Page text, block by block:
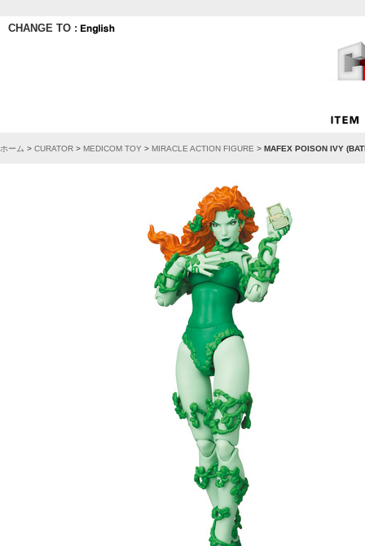
CHANGE TO :
ホーム > CURATOR > MEDICOM TOY > MIRACLE ACTION FIGURE > MAFEX POISON IVY